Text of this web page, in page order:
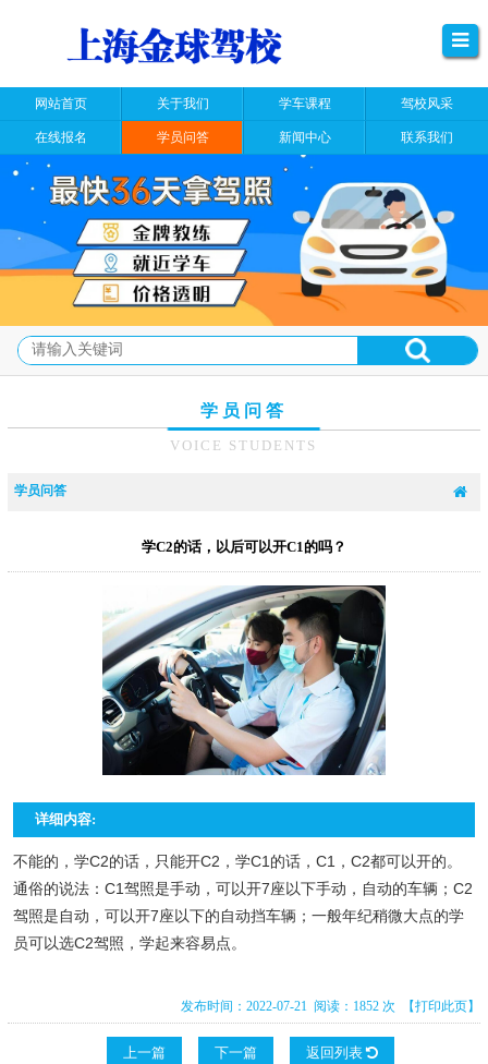
网站首页 关于我们 学车课程 驾校风采
在线报名 学员问答 新闻中心 联系我们
学员问答
VOICE STUDENTS
学员问答
学C2的话，以后可以开C1的吗？
详细内容:
不能的，学C2的话，只能开C2，学C1的话，C1，C2都可以开的。
通俗的说法：C1驾照是手动，可以开7座以下手动，自动的车辆；C2
驾照是自动，可以开7座以下的自动挡车辆；一般年纪稍微大点的学
员可以选C2驾照，学起来容易点。
发布时间：2022-07-21 阅读：1852 次 【打印此页】
上一篇 下一篇 返回列表